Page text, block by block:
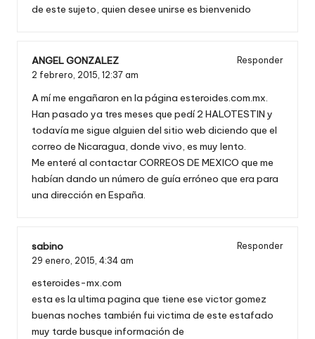
de este sujeto, quien desee unirse es bienvenido
ANGEL GONZALEZ
Responder
2 febrero, 2015, 12:37 am
A mí me engañaron en la página esteroides.com.mx.
Han pasado ya tres meses que pedí 2 HALOTESTIN y
todavía me sigue alguien del sitio web diciendo que el
correo de Nicaragua, donde vivo, es muy lento.
Me enteré al contactar CORREOS DE MEXICO que me
habían dando un número de guía erróneo que era para
una dirección en España.
sabino
Responder
29 enero, 2015, 4:34 am
esteroides-mx.com
esta es la ultima pagina que tiene ese victor gomez
buenas noches también fui victima de este estafado
muy tarde busque información de